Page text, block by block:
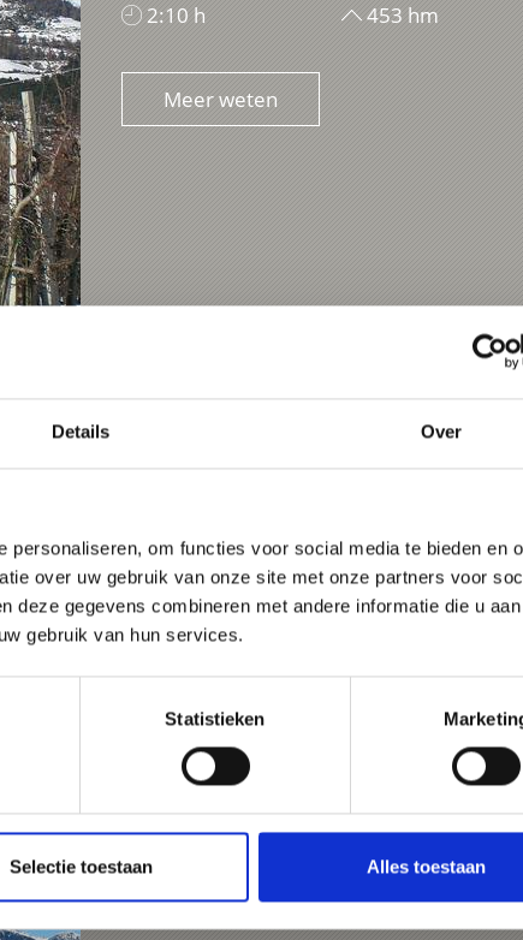
Details Over
om functies voor social media te bieden en
over uw gebruik van onze site met onze partners voor
deze gegevens combineren met andere informatie die u
gebruik van hun services.
Statistieken
Selectie toestaan Alles toestaan
2:10 h
453 hm
Meer weten
MONTE SOLE MOUNTAIN OF KORTSCH
Path no. 5A - 8 - 6A